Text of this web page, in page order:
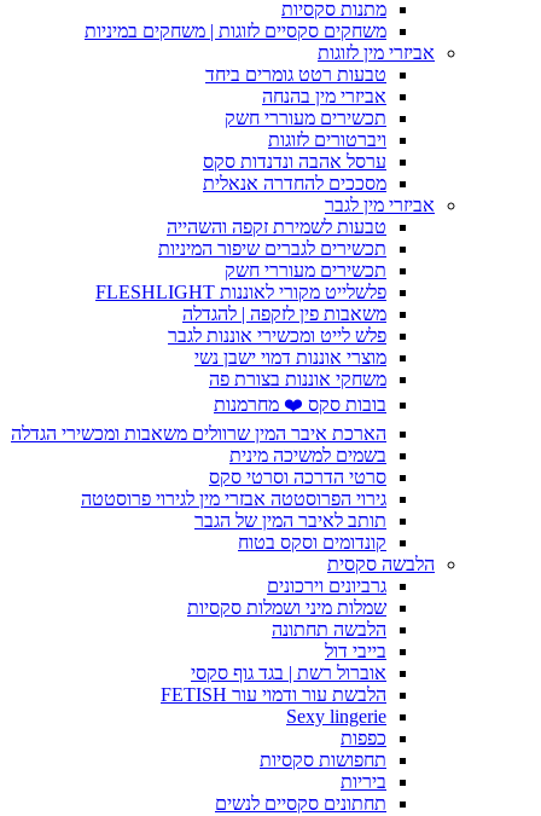
מתנות סקסיות
משחקים סקסיים לזוגות | משחקים במיניות
אביזרי מין לזוגות
טבעות רטט גומרים ביחד
אביזרי מין בהנחה
תכשירים מעוררי חשק
ויברטורים לזוגות
ערסל אהבה ונדנדות סקס
מסככים להחדרה אנאלית
אביזרי מין לגבר
טבעות לשמירת זקפה והשהייה
תכשירים לגברים שיפור המיניות
תכשירים מעוררי חשק
פלשלייט מקורי לאוננות FLESHLIGHT
משאבות פין לזקפה | להגדלה
פלש לייט ומכשירי אוננות לגבר
מוצרי אוננות דמוי ישבן נשי
משחקי אוננות בצורת פה
בובות סקס ❤️ מחרמנות
הארכת איבר המין שרוולים משאבות ומכשירי הגדלה
בשמים למשיכה מינית
סרטי הדרכה וסרטי סקס
גירוי הפרוסטטה אבזרי מין לגירוי פרוסטטה
תותב לאיבר המין של הגבר
קונדומים וסקס בטוח
הלבשה סקסית
גרביונים וירכונים
שמלות מיני ושמלות סקסיות
הלבשה תחתונה
בייבי דול
אוברול רשת | בגד גוף סקסי
הלבשת עור ודמוי עור FETISH
Sexy lingerie
כפפות
תחפושות סקסיות
ביריות
תחתונים סקסיים לנשים